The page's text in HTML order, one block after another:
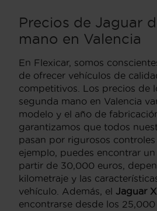
Precios de Jaguar
mano en Valencia
En Flexicar, somos
de ofrecer vehículos de
competitivos. Los precios de
segunda mano en Valencia
modelo y el año de
garantizamos que todos
pasan por rigurosos
ejemplo, puedes encontrar un
partir de 30,000 euros,
kilometraje y las
vehículo. Además, el Jaguar
encontrarse desde los